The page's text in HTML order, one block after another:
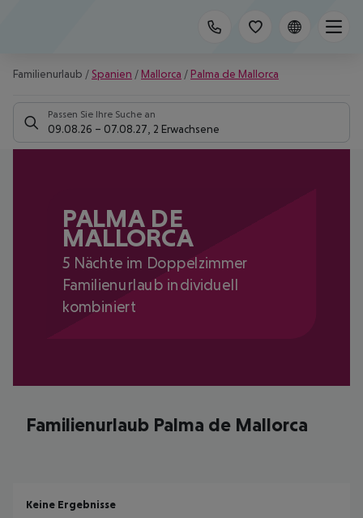
Familienurlaub / Spanien / Mallorca / Palma de Mallorca
Passen Sie Ihre Suche an
09.08.26 – 07.08.27 2 Erwachsene
PALMA DE
MALLORCA
5 Nächte im Doppelzimmer
Familienurlaub individuell
kombiniert
Familienurlaub Palma de Mallorca
Keine Ergebnisse